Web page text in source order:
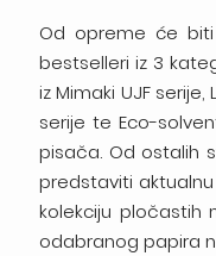
Od opreme će biti
bestselleri iz 3
iz Mimaki UJF serije,
serije te Eco-
pisača. Od ostalih
predstaviti
kolekciju pločastih
odabranog papira